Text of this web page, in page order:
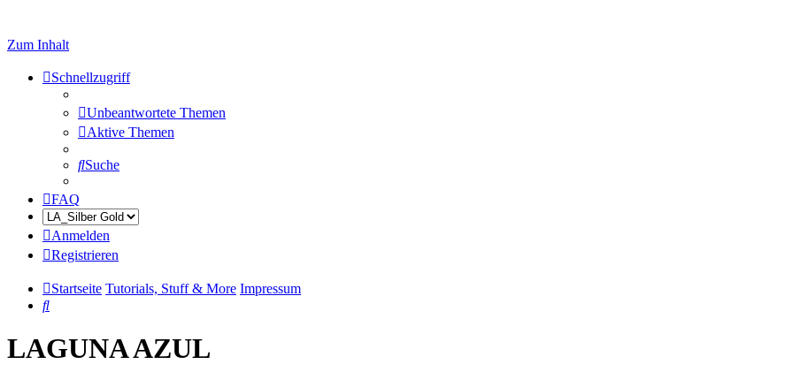
Zum Inhalt
Schnellzugriff
Unbeantwortete Themen
Aktive Themen
Suche
FAQ
Anmelden
Registrieren
Startseite Tutorials, Stuff & More Impressum
Suche
LAGUNA AZUL